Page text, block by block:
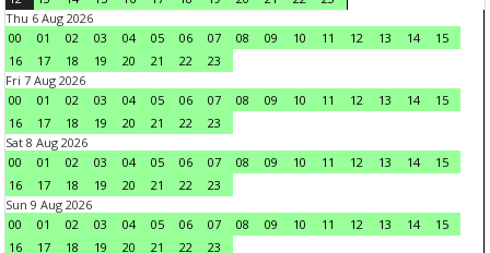
Thu 6 Aug 2026
00
01 02 03 04 05 06 07 08 09 10 11 12 13 14
15
16
17 18 19 20 21 22
23
Fri 7 Aug 2026
00
01 02 03 04 05 06 07 08 09 10 11 12 13 14
15
16
17 18 19 20 21 22
23
Sat 8 Aug 2026
00
01 02 03 04 05 06 07 08 09 10 11 12 13 14
15
16
17 18 19 20 21 22
23
Sun 9 Aug 2026
00
01 02 03 04 05 06 07 08 09 10 11 12 13 14
15
16
17 18 19 20 21 22
23